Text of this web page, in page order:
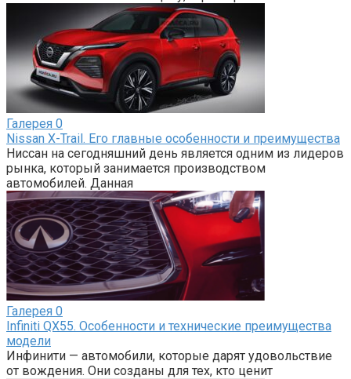
Галерея 0
Nissan X-Trail. Его главные особенности и преимущества
Ниссан на сегодняшний день является одним из лидеров
рынка, который занимается производством
автомобилей. Данная
Галерея 0
Infiniti QX55. Особенности и технические преимущества
модели
Инфинити — автомобили, которые дарят удовольствие
от вождения. Они созданы для тех, кто ценит